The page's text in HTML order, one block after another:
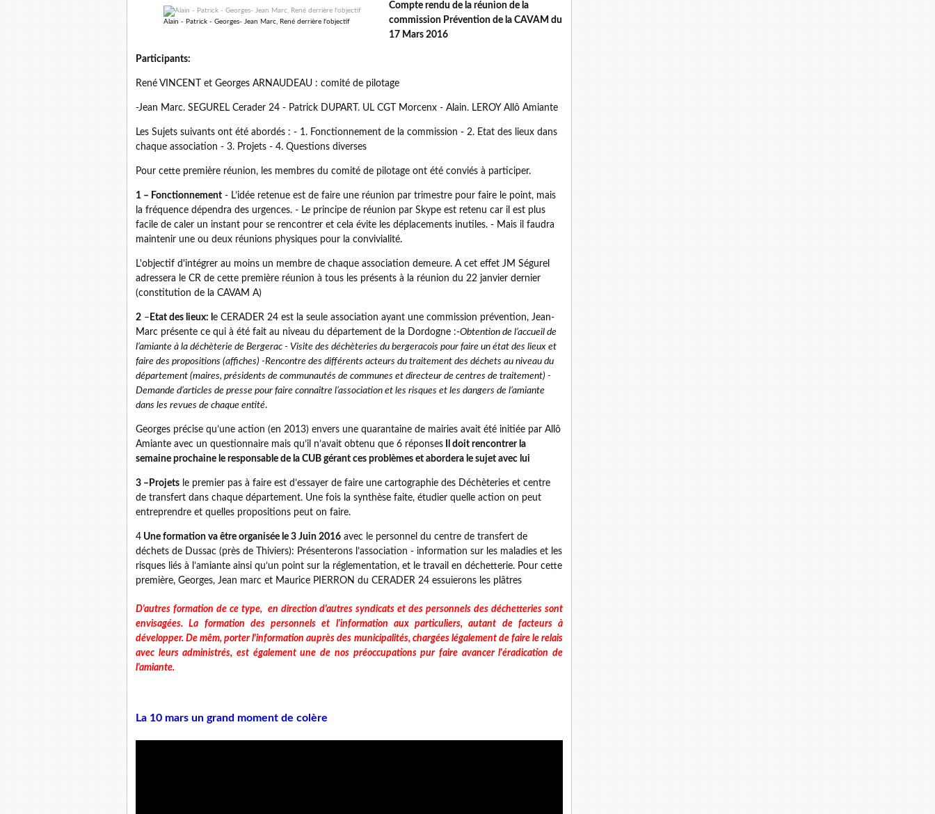
Alain - Patrick - Georges- Jean Marc, René derrière l'objectif
Compte rendu de la réunion de la
commission Prévention de la CAVAM du
17 Mars 2016
Participants:
René VINCENT et Georges ARNAUDEAU : comité de pilotage
-Jean Marc. SEGUREL Cerader 24 - Patrick DUPART. UL CGT Morcenx - Alain. LEROY Allô Amiante
Les Sujets suivants ont été abordés : - 1. Fonctionnement de la commission - 2. Etat des lieux dans
chaque association - 3. Projets - 4. Questions diverses
Pour cette première réunion, les membres du comité de pilotage ont été conviés à participer.
1 – Fonctionnement - L’idée retenue est de faire une réunion par trimestre pour faire le point, mais
la fréquence dépendra des urgences. - Le principe de réunion par Skype est retenu car il est plus
facile de caler un instant pour se rencontrer et cela évite les déplacements inutiles. - Mais il faudra
maintenir une ou deux réunions physiques pour la convivialité.
L'objectif d'intégrer au moins un membre de chaque association demeure. A cet effet JM Ségurel
adressera le CR de cette première réunion à tous les présents à la réunion du 22 janvier dernier
(constitution de la CAVAM A)
2 – Etat des lieux: l e CERADER 24 est la seule association ayant une commission prévention, Jean-
Marc présente ce qui à été fait au niveau du département de la Dordogne :-Obtention de l’accueil de
l’amiante à la déchèterie de Bergerac - Visite des déchèteries du bergeracois pour faire un état des lieux et
faire des propositions (affiches) -Rencontre des différents acteurs du traitement des déchets au niveau du
département (maires, présidents de communautés de communes et directeur de centres de traitement) -
Demande d’articles de presse pour faire connaître l’association et les risques et les dangers de l’amiante
dans les revues de chaque entité.
Georges précise qu’une action (en 2013) envers une quarantaine de mairies avait été initiée par Allô
Amiante avec un questionnaire mais qu’il n’avait obtenu que 6 réponses Il doit rencontrer la
semaine prochaine le responsable de la CUB gérant ces problèmes et abordera le sujet avec lui
3 –Projets le premier pas à faire est d’essayer de faire une cartographie des Déchèteries et centre
de transfert dans chaque département. Une fois la synthèse faite, étudier quelle action on peut
entreprendre et quelles propositions peut on faire.
4 Une formation va être organisée le 3 Juin 2016 avec le personnel du centre de transfert de
déchets de Dussac (près de Thiviers): Présenterons l’association - information sur les maladies et les
risques liés à l’amiante ainsi qu’un point sur la réglementation, et le travail en déchetterie. Pour cette
première, Georges, Jean marc et Maurice PIERRON du CERADER 24 essuierons les plâtres
D'autres formation de ce type, en direction d'autres syndicats et des personnels des déchetteries sont
envisagées. La formation des personnels et l'information aux particuliers, autant de facteurs à
développer. De mêm, porter l'information auprès des municipalités, chargées légalement de faire le relais
avec leurs administrés, est également une de nos préoccupations pur faire avancer l'éradication de
l'amiante.
La 10 mars un grand moment de colère